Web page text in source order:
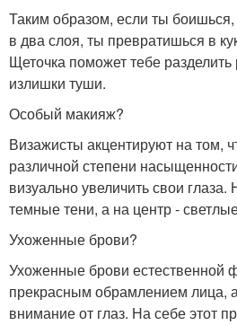
Таким образом, если ты
в два слоя, ты превратишься в
Щеточка поможет тебе разделить
излишки туши.
Особый макияж?
Визажисты акцентируют на том,
различной степени
визуально увеличить свои глаза.
темные тени, а на центр -
Ухоженные брови?
Ухоженные брови естественной
прекрасным обрамлением лица,
внимание от глаз. На себе этот